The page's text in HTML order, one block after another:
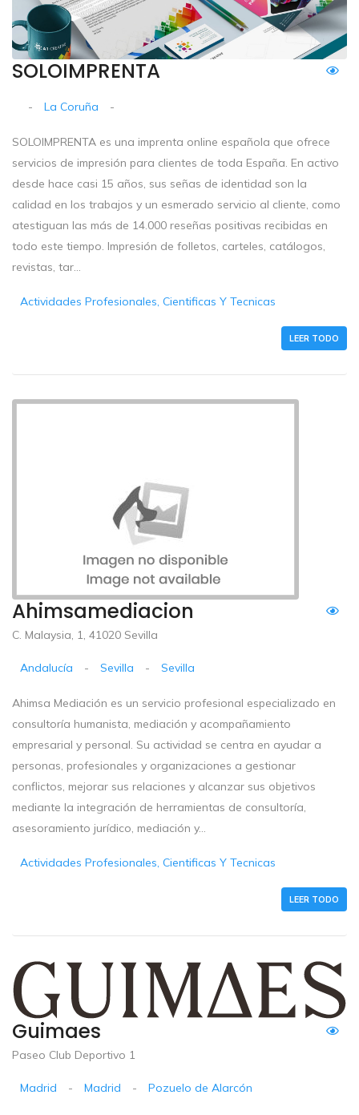
SOLOIMPRENTA
- La Coruña -
SOLOIMPRENTA es una imprenta online española que ofrece
servicios de impresión para clientes de toda España. En activo
desde hace casi 15 años, sus señas de identidad son la
calidad en los trabajos y un esmerado servicio al cliente, como
atestiguan las más de 14.000 reseñas positivas recibidas en
todo este tiempo. Impresión de folletos, carteles, catálogos,
revistas, tar...
Actividades Profesionales, Cientificas Y Tecnicas
LEER TODO
Ahimsamediacion
C. Malaysia, 1, 41020 Sevilla
Andalucía - Sevilla - Sevilla
Ahimsa Mediación es un servicio profesional especializado en
consultoría humanista, mediación y acompañamiento
empresarial y personal. Su actividad se centra en ayudar a
personas, profesionales y organizaciones a gestionar
conflictos, mejorar sus relaciones y alcanzar sus objetivos
mediante la integración de herramientas de consultoría,
asesoramiento jurídico, mediación y...
Actividades Profesionales, Cientificas Y Tecnicas
LEER TODO
Guimaes
Paseo Club Deportivo 1
Madrid - Madrid - Pozuelo de Alarcón